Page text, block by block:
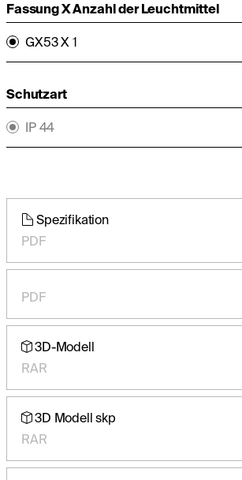
Fassung X Anzahl der Leuchtmittel
GX53 X 1
Schutzart
IP 44
Spezifikation
PDF
PDF
3D-Modell
RAR
3D Modell skp
RAR